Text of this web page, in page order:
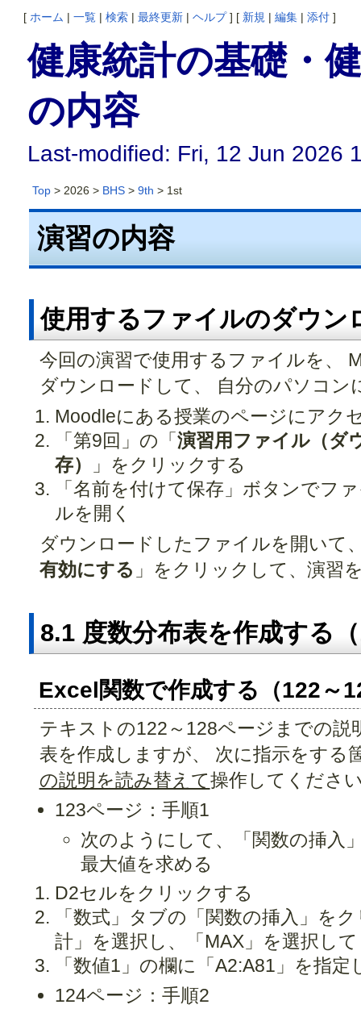
[ ホーム | 一覧 | 検索 | 最終更新 | ヘルプ] [ 新規 | 編集 | 添付 ]
健康統計の基礎・
の内容
Last-modified: Fri, 12 Jun 2026
Top> 2026 > BHS> 9th > 1st
演習の内容
使用するファイルのダウン
今回の演習で使用するファイルを、
ダウンロードして、 自分のパソコン
Moodleにある授業のページにアク
「第9回」の「演習用ファイル（ダ
存）
」をクリックする
「名前を付けて保存」ボタンでフ
ルを開く
ダウンロードしたファイルを開いて
有効にする 」をクリックして、演習
8.1 度数分布表を作成する
Excel関数で作成する（122～
テキストの122～128ページまでの説
表を作成しますが、 次に指示をする
の説明を読み替えて操作してくださ
123ページ：手順1
次のようにして、「関数の挿入
最大値を求める
D2セルをクリックする
「数式」タブの「関数の挿入」を
計」を選択し、「MAX」を選択し
「数値1」の欄に「A2:A81」を指
124ページ：手順2